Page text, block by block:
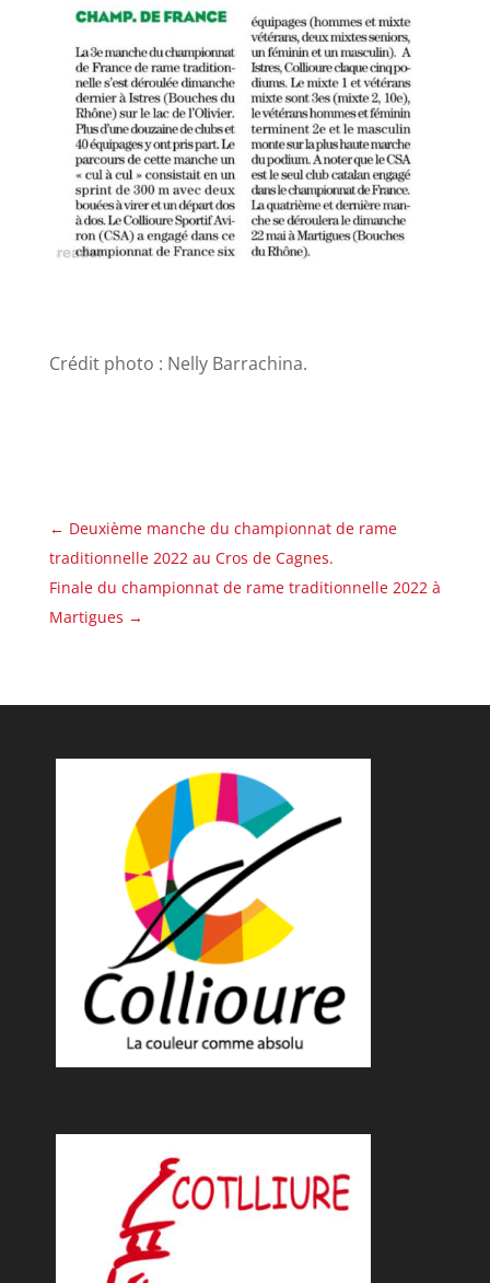
Crédit photo : Nelly Barrachina.
← Deuxième manche du championnat de rame
traditionnelle 2022 au Cros de Cagnes.
Finale du championnat de rame traditionnelle 2022 à
Martigues →